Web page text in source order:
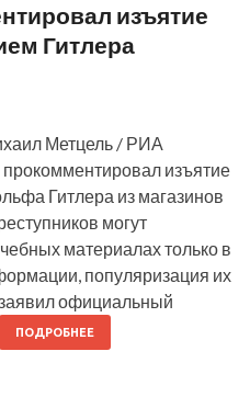
изъятие
Гитлера
Метцель / РИА
изъятие
Гитлера из магазинов
могут
материалах только в
популяризация их
официальный
ПОДРОБНЕЕ